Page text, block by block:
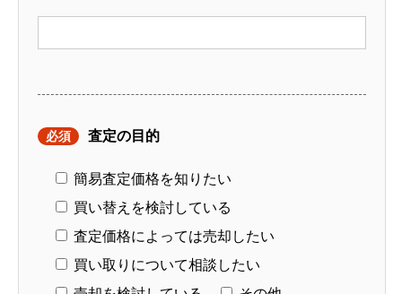
必須 査定の目的
簡易査定価格を知りたい
買い替えを検討している
査定価格によっては売却したい
買い取りについて相談したい